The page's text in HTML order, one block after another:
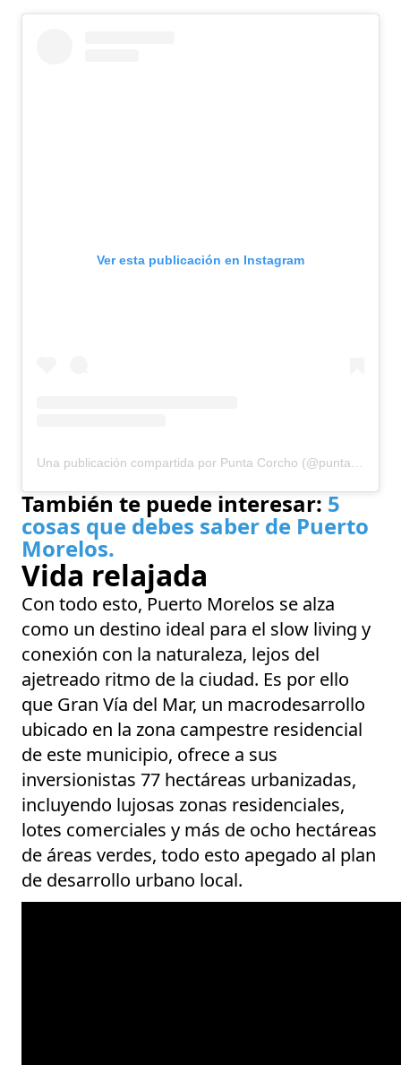
Ver esta publicación en Instagram
También te puede interesar: 5
cosas que debes saber de Puerto
Morelos.
Vida relajada
Con todo esto, Puerto Morelos se alza
como un destino ideal para el slow living y
conexión con la naturaleza, lejos del
ajetreado ritmo de la ciudad. Es por ello
que Gran Vía del Mar, un macrodesarrollo
ubicado en la zona campestre residencial
de este municipio, ofrece a sus
inversionistas 77 hectáreas urbanizadas,
incluyendo lujosas zonas residenciales,
lotes comerciales y más de ocho hectáreas
de áreas verdes, todo esto apegado al plan
de desarrollo urbano local.